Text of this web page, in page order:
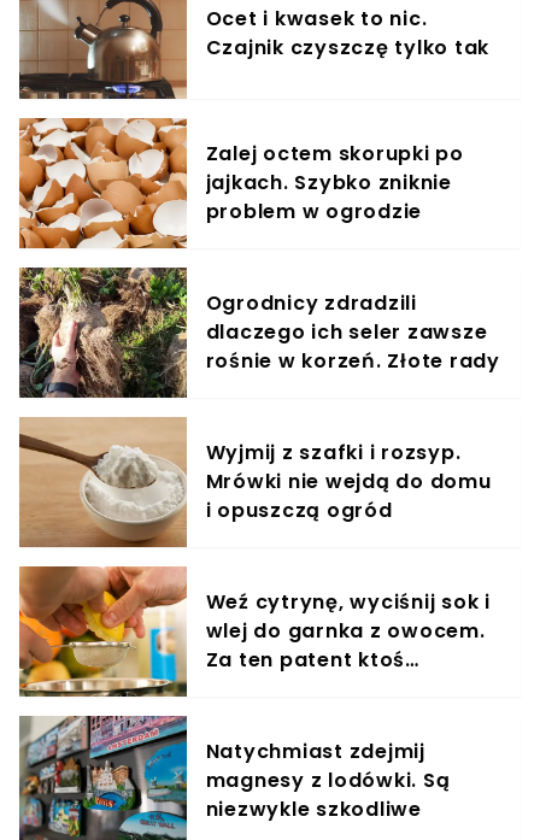
Ocet i kwasek to nic.
Czajnik czyszczę tylko tak
Zalej octem skorupki po
jajkach. Szybko zniknie
problem w ogrodzie
Ogrodnicy zdradzili
dlaczego ich seler zawsze
rośnie w korzeń. Złote rady
Wyjmij z szafki i rozsyp.
Mrówki nie wejdą do domu
i opuszczą ogród
Weź cytrynę, wyciśnij sok i
wlej do garnka z owocem.
Za ten patent ktoś
Natychmiast zdejmij
magnesy z lodówki. Są
niezwykle szkodliwe